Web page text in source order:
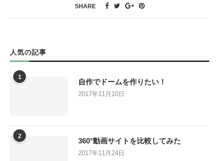
SHARE
人気の記事
1
自作でドームを作りたい！
2017年11月10日
2
360°動画サイトを比較してみた
2017年11月24日